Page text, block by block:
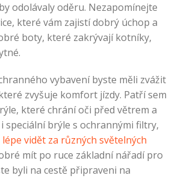
odolávaly oděru. Nezapomínejte
které vám zajistí dobrý úchop a
boty, které zakrývají kotníky,
vybavení byste měli zvážit
zvyšuje komfort jízdy. Patří sem
které chrání oči před větrem a
speciální brýle s ochrannými filtry,
vidět za různých světelných
mít po ruce základní nářadí pro
byli na cestě připraveni na